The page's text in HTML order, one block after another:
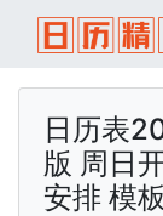
日历表
版 周日
安排 模